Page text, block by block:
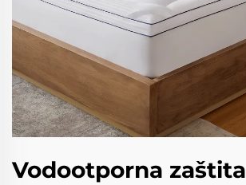
Vodootporna zaštita